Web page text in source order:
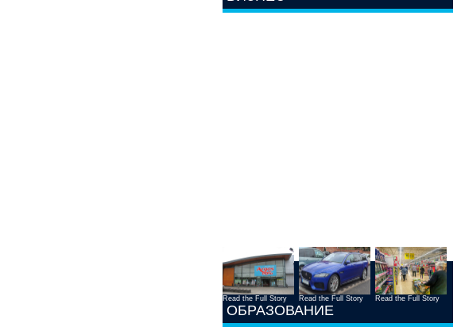
Read the Full Story Read the Full Story Read the Full Story
ОБРАЗОВАНИЕ